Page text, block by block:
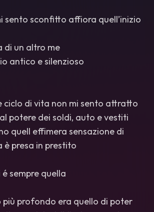
sento sconfitto affiora quell’inizio
un altro me
antico e silenzioso
ciclo di vita non mi sento attratto
potere dei soldi, auto e vestiti
quell effimera sensazione di
è presa in prestito
sempre quella
più profondo era quello di poter